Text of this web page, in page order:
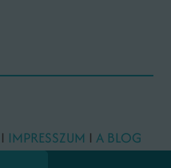
I IMPRESSZUM IA BLOG